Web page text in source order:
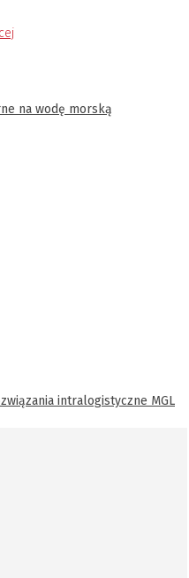
na wodę morską
intralogistyczne MGL